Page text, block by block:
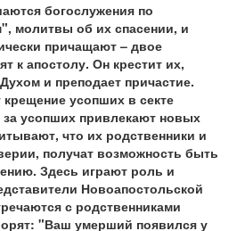
богослужения по
молитвы об их спасении, и
причащают – двое
к апостолу. Он крестит их,
и преподает причастие.
усопших в секте
усопших привлекают новых
что их родственники и
получат возможность быть
Здесь играют роль и
Новоапостольской
с родственниками
"Ваш умерший появился у